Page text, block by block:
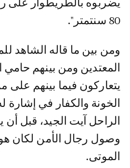
يضربوه بالطريطوار على
80 سنتمتر".
ومن بين ما قاله الشاهد
المعتدين ومن بينهم حامي
يتعاركون فيما بينهم
الخونة والكفار في إشارة
الراحل آيت الجيد، قبل أن
وصول رجال الأمن لكان
الموتى.